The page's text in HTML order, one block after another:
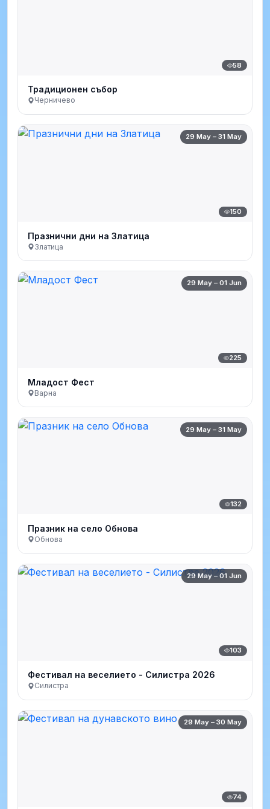
58
Традиционен събор
Черничево
29 May – 31 May
150
Празнични дни на Златица
Златица
29 May – 01 Jun
225
Младост Фест
Варна
29 May – 31 May
132
Празник на село Обнова
Обнова
29 May – 01 Jun
103
Фестивал на веселието - Силистра 2026
Силистра
29 May – 30 May
74